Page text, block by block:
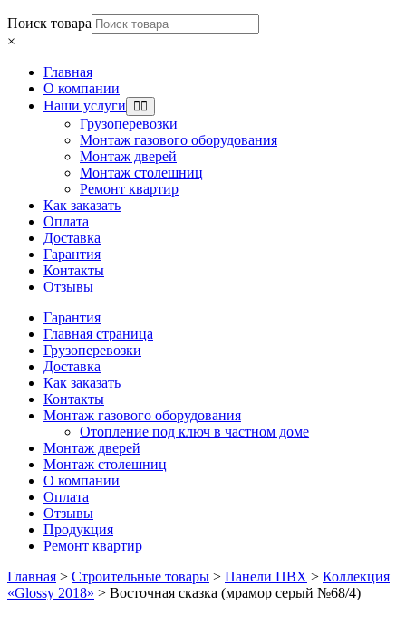
Поиск товара
×
Главная
О компании
Наши услуги
Грузоперевозки
Монтаж газового оборудования
Монтаж дверей
Монтаж столешниц
Ремонт квартир
Как заказать
Оплата
Доставка
Гарантия
Контакты
Отзывы
Гарантия
Главная страница
Грузоперевозки
Доставка
Как заказать
Контакты
Монтаж газового оборудования
Отопление под ключ в частном доме
Монтаж дверей
Монтаж столешниц
О компании
Оплата
Отзывы
Продукция
Ремонт квартир
Главная > Строительные товары > Панели ПВХ > Коллекция
«Glossy 2018» > Восточная сказка (мрамор серый №68/4)